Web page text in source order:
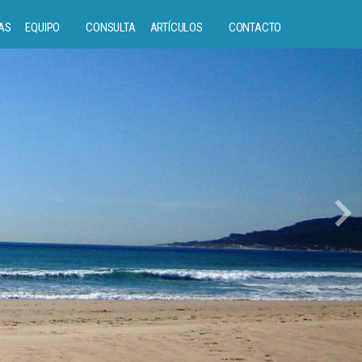
EQUIPO CONSULTA ARTÍCULOS CONTACTO